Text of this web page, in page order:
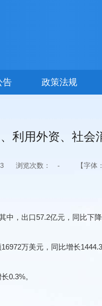
告 政策法规
利用外资、社会
浏览次数： - 【字体：
出口57.2亿元，同比下降
万美元，同比增长
0.3%。